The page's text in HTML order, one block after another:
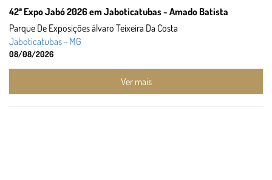
42ª Expo Jabó 2026 em Jaboticatubas - Amado Batista
Parque De Exposições álvaro Teixeira Da Costa
Jaboticatubas - MG
08/08/2026
Ver mais